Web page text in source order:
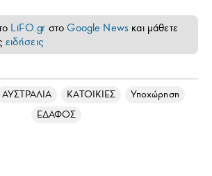
LiFO.gr στοGoogle News και μάθετε
ειδήσεις
ΑΥΣΤΡΑΛΙΑ ΚΑΤΟΙΚΙΕΣ
Υποχώρηση
ΕΔΑΦΟΣ